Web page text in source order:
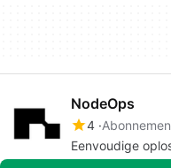
NodeOps
4
Eenvoudige